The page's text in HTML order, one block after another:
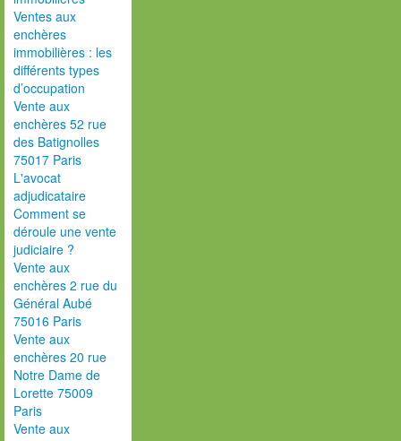
Ventes aux
enchères
immobilières : les
différents types
d’occupation
Vente aux
enchères 52 rue
des Batignolles
75017 Paris
L'avocat
adjudicataire
Comment se
déroule une vente
judiciaire ?
Vente aux
enchères 2 rue du
Général Aubé
75016 Paris
Vente aux
enchères 20 rue
Notre Dame de
Lorette 75009
Paris
Vente aux